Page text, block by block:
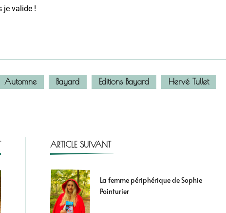
je valide !
Automne Bayard Editions Bayard Hervé Tullet
ARTICLE SUIVANT
La femme périphérique de Sophie
Pointurier